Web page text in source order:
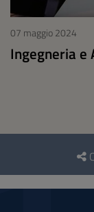
07 maggio 2024
Ingegneria
Questionario
social